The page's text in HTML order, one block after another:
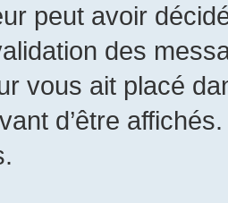
peut avoir
des
vous ait placé
d’être